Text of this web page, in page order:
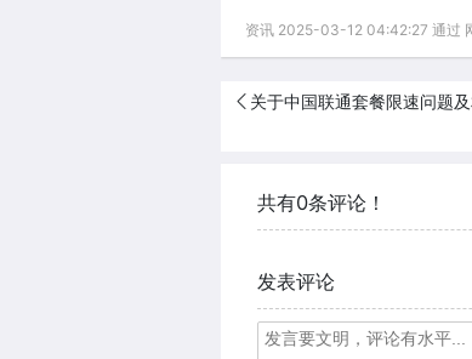
资讯 2025-03-12 04:42:27 通过
关于中国联通套餐限速问题
共有0条评论！
发表评论